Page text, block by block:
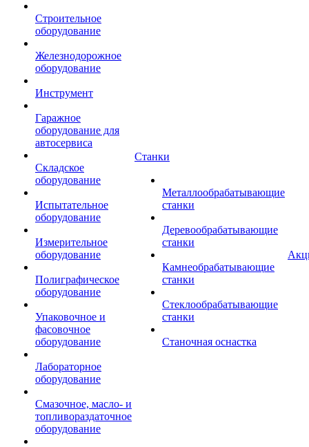
Строительное
оборудование
Железнодорожное
оборудование
Инструмент
Гаражное
оборудование для
автосервиса
Складское
оборудование
Испытательное
оборудование
Измерительное
оборудование
Полиграфическое
оборудование
Упаковочное и
фасовочное
оборудование
Лабораторное
оборудование
Смазочное, масло- и
топливораздаточное
оборудование
Станки
Металлообрабатывающие
станки
Деревообрабатывающие
станки
Камнеобрабатывающие
станки
Стеклообрабатывающие
станки
Станочная оснастка